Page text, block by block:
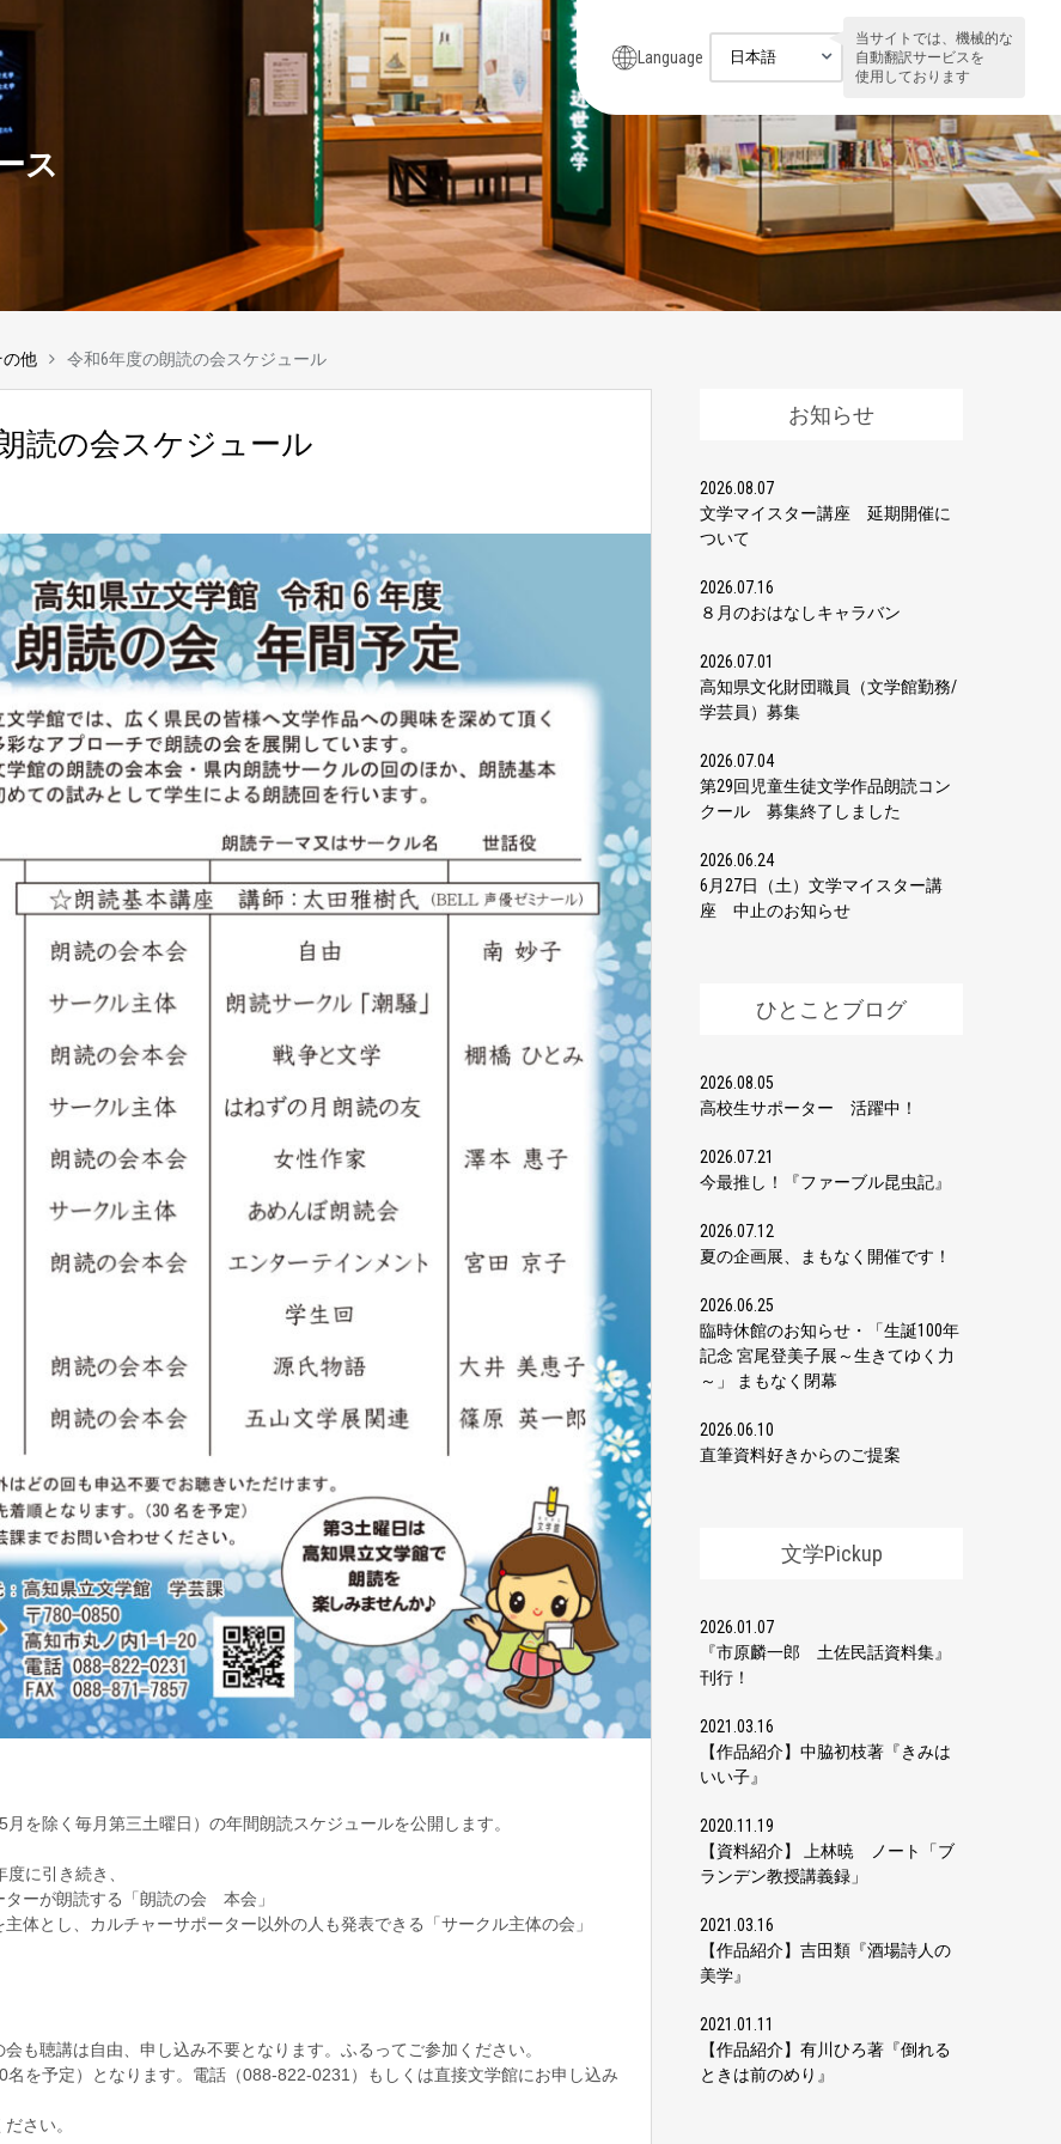
Language
当サイトでは、機械的な
自動翻訳サービスを
使用しております
ス
の他 令和6年度の朗読の会スケジュール
読の会スケジュール
5月を除く毎月第三土曜日）の年間朗読スケジュールを公開します。
に引き続き、
ターが朗読する「朗読の会 本会」
主体とし、カルチャーサポーター以外の人も発表できる「サークル主体の会」
も聴講は自由、申し込み不要となります。ふるってご参加ください。
を予定）となります。電話（088-822-0231）もしくは直接文学館にお申し込み
さい。
お知らせ
2026.08.07
文学マイスター講座 延期開催に
ついて
2026.07.16
８月のおはなしキャラバン
2026.07.01
高知県文化財団職員（文学館勤務/
学芸員）募集
2026.07.04
第29回児童生徒文学作品朗読コン
クール 募集終了しました
2026.06.24
6月27日（土）文学マイスター講
座 中止のお知らせ
ひとことブログ
2026.08.05
高校生サポーター 活躍中！
2026.07.21
今最推し！『ファーブル昆虫記』
2026.07.12
夏の企画展、まもなく開催です！
2026.06.25
臨時休館のお知らせ・「生誕100年
記念 宮尾登美子展～生きてゆく力
～」 まもなく閉幕
2026.06.10
直筆資料好きからのご提案
文学Pickup
2026.01.07
『市原麟一郎 土佐民話資料集』
刊行！
2021.03.16
【作品紹介】中脇初枝著『きみは
いい子』
2020.11.19
【資料紹介】 上林暁 ノート「ブ
ランデン教授講義録」
2021.03.16
【作品紹介】吉田類『酒場詩人の
美学』
2021.01.11
【作品紹介】有川ひろ著『倒れる
ときは前のめり』